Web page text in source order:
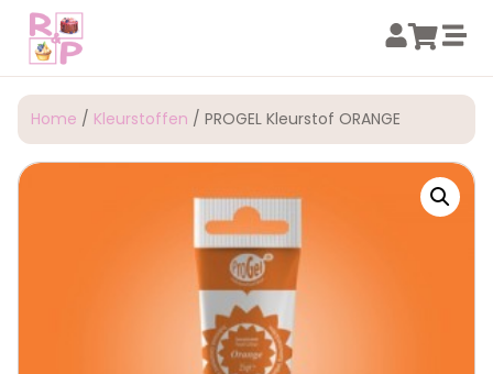
Home / Kleurstoffen / PROGEL Kleurstof ORANGE